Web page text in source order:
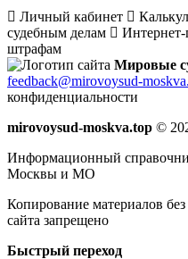
Личный кабинет
судебным делам
штрафам
Мировые
feedback@mirovoysud-
конфиденциальности
mirovoysud-moskva.top ©
Информационный
Москвы и МО
Копирование материалов
сайта запрещено
Быстрый переход